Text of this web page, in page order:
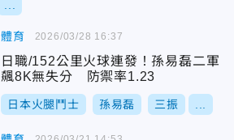
體育
日職/152公里火球連發！孫易磊二軍
飆8K無失分 防禦率1.23
日本火腿鬥士 孫易磊 三振
2026/03/28 16:37